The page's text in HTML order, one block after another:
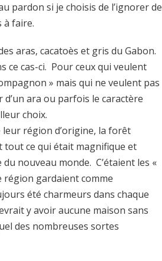
pardon si je choisis de l’ignorer de
à faire.
aras, cacatoès et gris du Gabon.
ce cas-ci. Pour ceux qui veulent
» mais qui ne veulent pas
ara ou parfois le caractère
choix.
région d’origine, la forêt
tout ce qui était magnifique et
nouveau monde. C’étaient les «
région gardaient comme
été charmeurs dans chaque
y avoir aucune maison sans
des nombreuses sortes